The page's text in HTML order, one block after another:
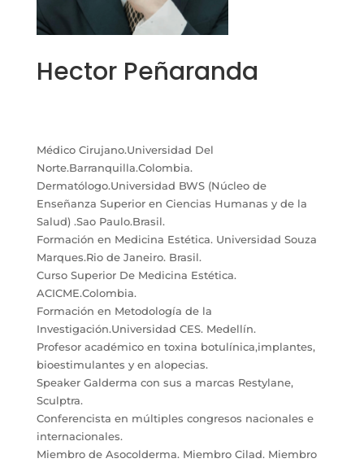
Hector Peñaranda
Médico Cirujano.Universidad Del
Norte.Barranquilla.Colombia.
Dermatólogo.Universidad BWS (Núcleo de
Enseñanza Superior en Ciencias Humanas y de la
Salud) .Sao Paulo.Brasil.
Formación en Medicina Estética. Universidad Souza
Marques.Rio de Janeiro. Brasil.
Curso Superior De Medicina Estética.
ACICME.Colombia.
Formación en Metodología de la
Investigación.Universidad CES. Medellín.
Profesor académico en toxina botulínica,implantes,
bioestimulantes y en alopecias.
Speaker Galderma con sus a marcas Restylane,
Sculptra.
Conferencista en múltiples congresos nacionales e
internacionales.
Miembro de Asocolderma. Miembro Cilad. Miembro